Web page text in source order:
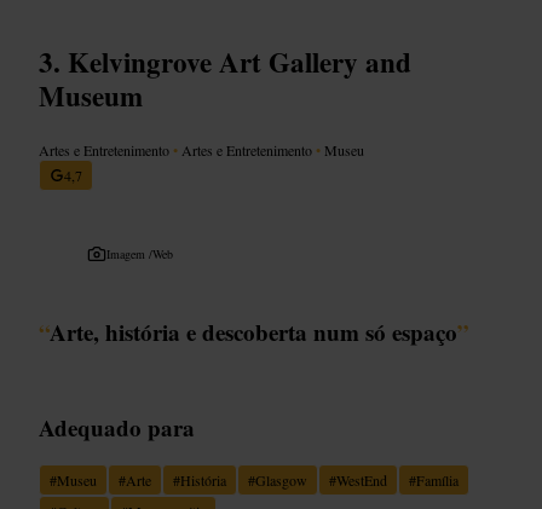
Kelvingrove Art Gallery and
Museum
Artes e Entretenimento • Artes e Entretenimento • Museu
4,7
Imagem /Web
“Arte, história e descoberta num só espaço”
Adequado para
#Museu #Arte #História #Glasgow #WestEnd #Família